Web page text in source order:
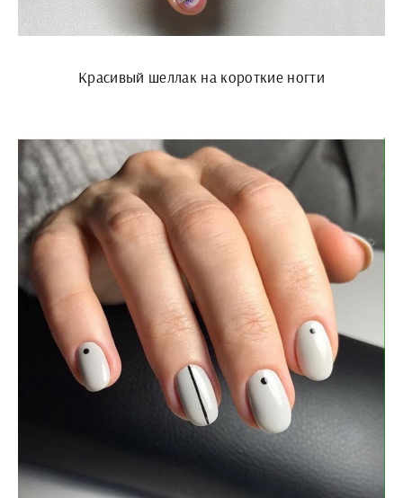
Красивый шеллак на короткие ногти